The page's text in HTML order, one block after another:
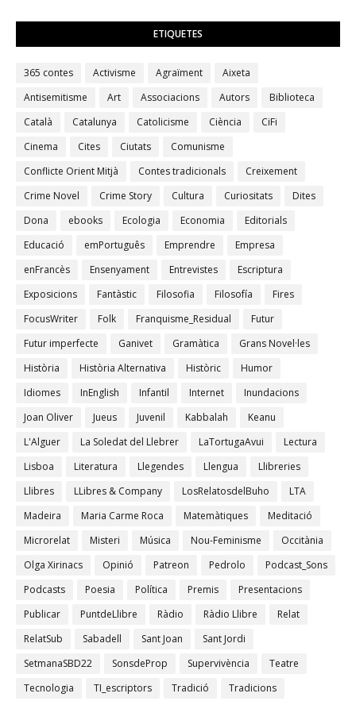
ETIQUETES
365 contes Activisme Agraïment
Aixeta
Antisemitisme
Art Associacions Autors
Biblioteca
Català
Catalunya Catolicisme Ciència
CiFi
Cinema
Cites Ciutats
Comunisme
Conflicte Orient Mitjà
Contes tradicionals
Creixement
Crime Novel
Crime Story Cultura Curiositats
Dites
Dona
ebooks Ecologia Economia
Editorials
Educació
emPortuguês Emprendre
Empresa
enFrancès
Ensenyament Entrevistes
Escriptura
Exposicions
Fantàstic Filosofia Filosofía
Fires
FocusWriter
Folk Franquisme_Residual
Futur
Futur imperfecte
Ganivet Gramàtica
Grans Novel·les
Història
Història Alternativa Històric
Humor
Idiomes
InEnglish Infantil Internet
Inundacions
Joan Oliver
Jueus Juvenil Kabbalah
Keanu
L'Alguer
La Soledat del Llebrer LaTortugaAvui
Lectura
Lisboa
Literatura Llegendes Llengua
Llibreries
Llibres
LLibres & Company LosRelatosdelBuho
LTA
Madeira
Maria Carme Roca Matemàtiques
Meditació
Microrelat
Misteri Música Nou-Feminisme
Occitània
Olga Xirinacs
Opinió Patreon Pedrolo
Podcast_Sons
Podcasts
Poesia Política Premis
Presentacions
Publicar
PuntdeLlibre Ràdio Ràdio Llibre
Relat
RelatSub
Sabadell Sant Joan
Sant Jordi
SetmanaSBD22
SonsdeProp Supervivència
Teatre
Tecnologia
TI_escriptors Tradició
Tradicions